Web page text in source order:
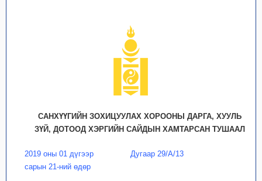
САНХҮҮГИЙН ЗОХИЦУУЛАХ ХОРООНЫ ДАРГА, ХУУЛЬ
ЗҮЙ, ДОТООД ХЭРГИЙН САЙДЫН ХАМТАРСАН ТУШААЛ
2019 оны 01 дүгээр
сарын 21-ний өдөр
Дугаар 29/А/13